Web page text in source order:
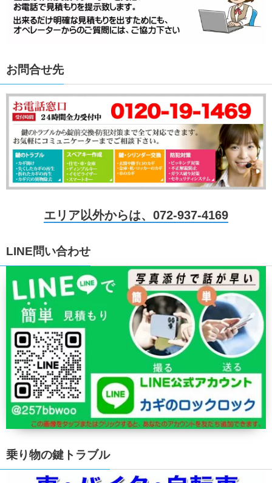
お問合せ先
エリア以外からは、072-937-4169
LINE問い合わせ
乗り物の鍵トラブル